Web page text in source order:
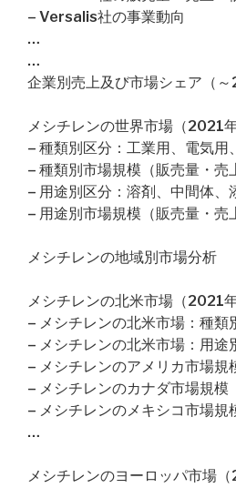
– Versalis社の事業動向
…
…
企業別売上及び市場シェア（～
メシチレンの世界市場（2021
– 種類別区分：工業用、電気用
– 種類別市場規模（販売量・売
– 用途別区分：溶剤、中間体、
– 用途別市場規模（販売量・売
メシチレンの地域別市場分析
メシチレンの北米市場（2021
– メシチレンの北米市場：種類
– メシチレンの北米市場：用途
– メシチレンのアメリカ市場規
– メシチレンのカナダ市場規模
– メシチレンのメキシコ市場規
…
メシチレンのヨーロッパ市場